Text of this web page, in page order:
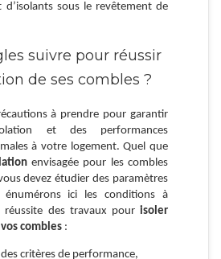
d’isolants sous le revêtement de
suivre pour réussir
de ses combles ?
à prendre pour garantir
et des performances
à votre logement. Quel que
envisagée pour les combles
devez étudier des paramètres
énumérons ici les conditions à
réussite des travaux pour isoler
combles :
des critères de performance,